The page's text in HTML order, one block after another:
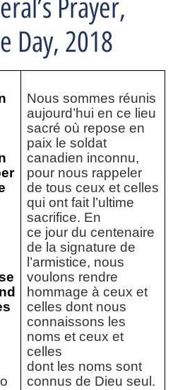
Prayer,
Day, 2018
Nous sommes réunis
aujourd’hui en ce lieu
sacré où repose en
paix le soldat
canadien inconnu,
pour nous rappeler
de tous ceux et celles
qui ont fait l’ultime
sacrifice. En
ce jour du centenaire
de la signature de
l’armistice, nous
voulons rendre
hommage à ceux et
celles dont nous
connaissons les
noms et ceux et
celles
dont les noms sont
connus de Dieu seul.